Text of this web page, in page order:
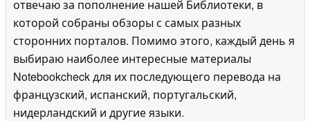
отвечаю за пополнение нашей Библиотеки, в
которой собраны обзоры с самых разных
сторонних порталов. Помимо этого, каждый день я
выбираю наиболее интересные материалы
Notebookcheck для их последующего перевода на
французский, испанский, португальский,
нидерландский и другие языки.